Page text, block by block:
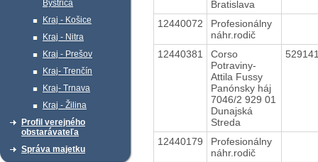
Bystrica
Kraj - Košice
Kraj - Nitra
Kraj - Prešov
Kraj- Trenčín
Kraj- Trnava
Kraj - Žilina
Profil verejného
obstarávateľa
Správa majetku
Bratislava
12440072
Profesionálny
náhr.rodič
12440381
Corso
Potraviny-
Attila Fussy
Panónsky háj
7046/2 929 01
Dunajská
Streda
12440179
Profesionálny
náhr.rodič